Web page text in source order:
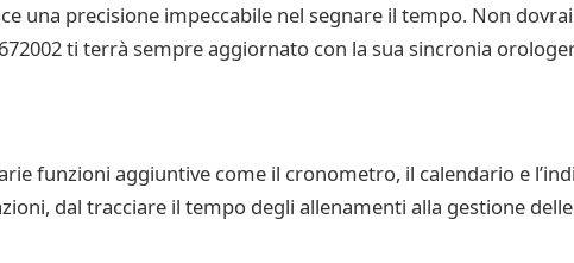
una precisione impeccabile nel segnare il tempo. Non
ti terrà sempre aggiornato con la sua sincronia
funzioni aggiuntive come il cronometro, il calendario e
dal tracciare il tempo degli allenamenti alla gestione